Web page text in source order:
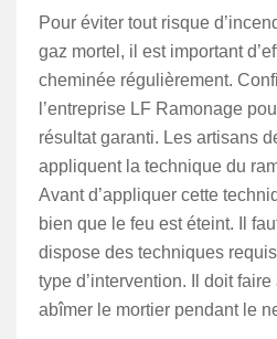
Pour éviter tout risque
gaz mortel, il est important
cheminée régulièrement.
l’entreprise LF Ramonage
résultat garanti. Les artisans
appliquent la technique du
Avant d’appliquer cette
bien que le feu est éteint. Il
dispose des techniques
type d’intervention. Il doit
abîmer le mortier pendant le